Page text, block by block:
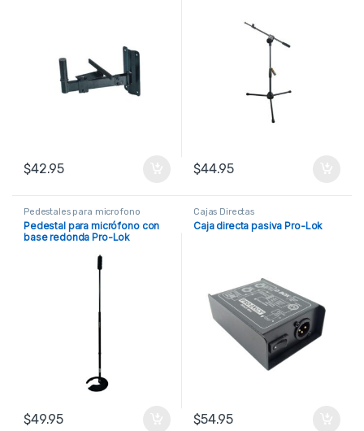
$42.95 $44.95
Pedestales para microfono
Pedestal para micrófono con
base redonda Pro-Lok
$49.95
Cajas Directas
Caja directa pasiva Pro-Lok
$54.95